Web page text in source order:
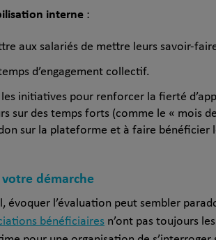
interne :
aux salariés de mettre leurs savoir-
d’engagement collectif.
initiatives pour renforcer la fierté
sur des temps forts (comme le « mois
sur la plateforme et à faire bénéficier
démarche
évoquer l’évaluation peut sembler
bénéficiaires n’ont pas toujours